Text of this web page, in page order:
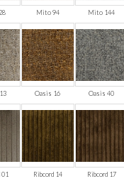
Mito 94 Mito 144
Oasis 16 Oasis 40
01 Ribcord 14 Ribcord 17